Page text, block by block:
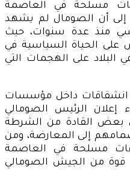
مسلحة في العاصمة
إلى أن الصومال لم يشهد
منذ عدة سنوات، حيث
على الحياة السياسية في
البلاد على الهجمات التي
انشقاقات داخل مؤسسات
إعلان الرئيس الصومالي
بعض القادة من الشرطة
إلى المعارضة، ومن
مسلحة في العاصمة
قوة من الجيش الصومالي